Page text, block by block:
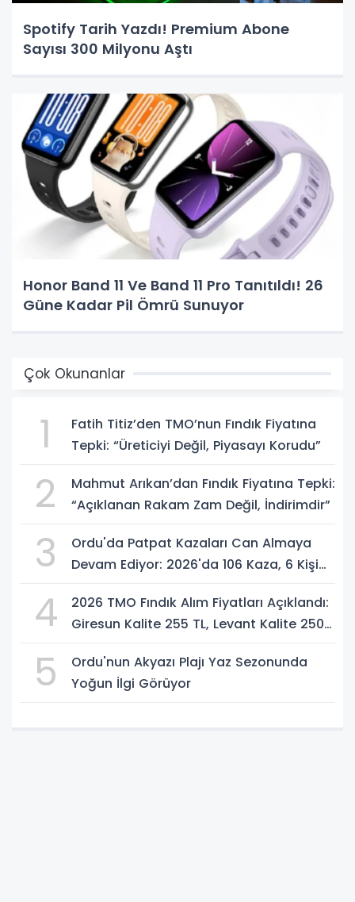
Spotify Tarih Yazdı! Premium Abone
Sayısı 300 Milyonu Aştı
Honor Band 11 Ve Band 11 Pro Tanıtıldı! 26
Güne Kadar Pil Ömrü Sunuyor
Çok Okunanlar
1
Fatih Titiz’den TMO’nun Fındık Fiyatına
Tepki: “Üreticiyi Değil, Piyasayı Korudu”
2
Mahmut Arıkan’dan Fındık Fiyatına Tepki:
“Açıklanan Rakam Zam Değil, İndirimdir”
3
Ordu'da Patpat Kazaları Can Almaya
Devam Ediyor: 2026'da 106 Kaza, 6 Kişi
4
2026 TMO Fındık Alım Fiyatları Açıklandı:
Giresun Kalite 255 TL, Levant Kalite 250
5
Ordu'nun Akyazı Plajı Yaz Sezonunda
Yoğun İlgi Görüyor